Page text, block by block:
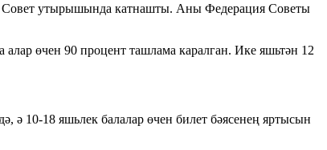
Совет утырышында катнашты. Аны Федерация Советы
өчен 90 процент ташлама каралган. Ике яшьтән 12
ә 10-18 яшьлек балалар өчен билет бәясенең яртысын